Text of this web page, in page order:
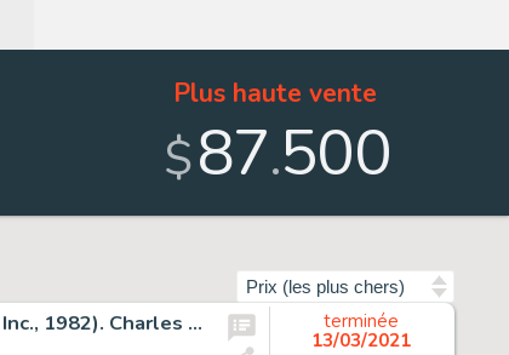
Plus haute vente
$87.500
Raw Number 4 Couverture Originale (Raw Books & Graphics, Inc., 1982). Charles Burns Raw #4 Original Art Cover (Raw Books & Graphics, Inc., 1982).
terminée
13/03/2021